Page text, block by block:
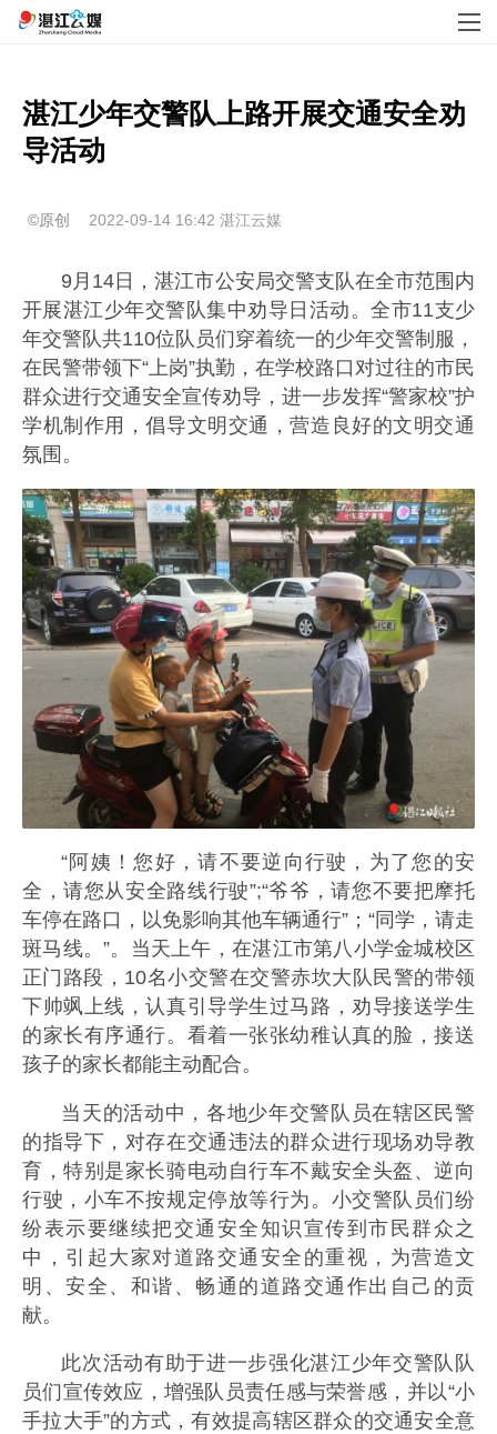
湛江少年交警队上路开展交通安全劝
导活动
©原创 2022-09-14 16:42 湛江云媒
9月14日，湛江市公安局交警支队在全市范围内
开展湛江少年交警队集中劝导日活动。全市11支少
年交警队共110位队员们穿着统一的少年交警制服，
在民警带领下“上岗”执勤，在学校路口对过往的市民
群众进行交通安全宣传劝导，进一步发挥“警家校”护
学机制作用，倡导文明交通，营造良好的文明交通
氛围。
“阿姨！您好，请不要逆向行驶，为了您的安
全，请您从安全路线行驶”;“爷爷，请您不要把摩托
车停在路口，以免影响其他车辆通行”；“同学，请走
斑马线。”。当天上午，在湛江市第八小学金城校区
正门路段，10名小交警在交警赤坎大队民警的带领
下帅飒上线，认真引导学生过马路，劝导接送学生
的家长有序通行。看着一张张幼稚认真的脸，接送
孩子的家长都能主动配合。
当天的活动中，各地少年交警队员在辖区民警
的指导下，对存在交通违法的群众进行现场劝导教
育，特别是家长骑电动自行车不戴安全头盔、逆向
行驶，小车不按规定停放等行为。小交警队员们纷
纷表示要继续把交通安全知识宣传到市民群众之
中，引起大家对道路交通安全的重视，为营造文
明、安全、和谐、畅通的道路交通作出自己的贡
献。
此次活动有助于进一步强化湛江少年交警队队
员们宣传效应，增强队员责任感与荣誉感，并以“小
手拉大手”的方式，有效提高辖区群众的交通安全意